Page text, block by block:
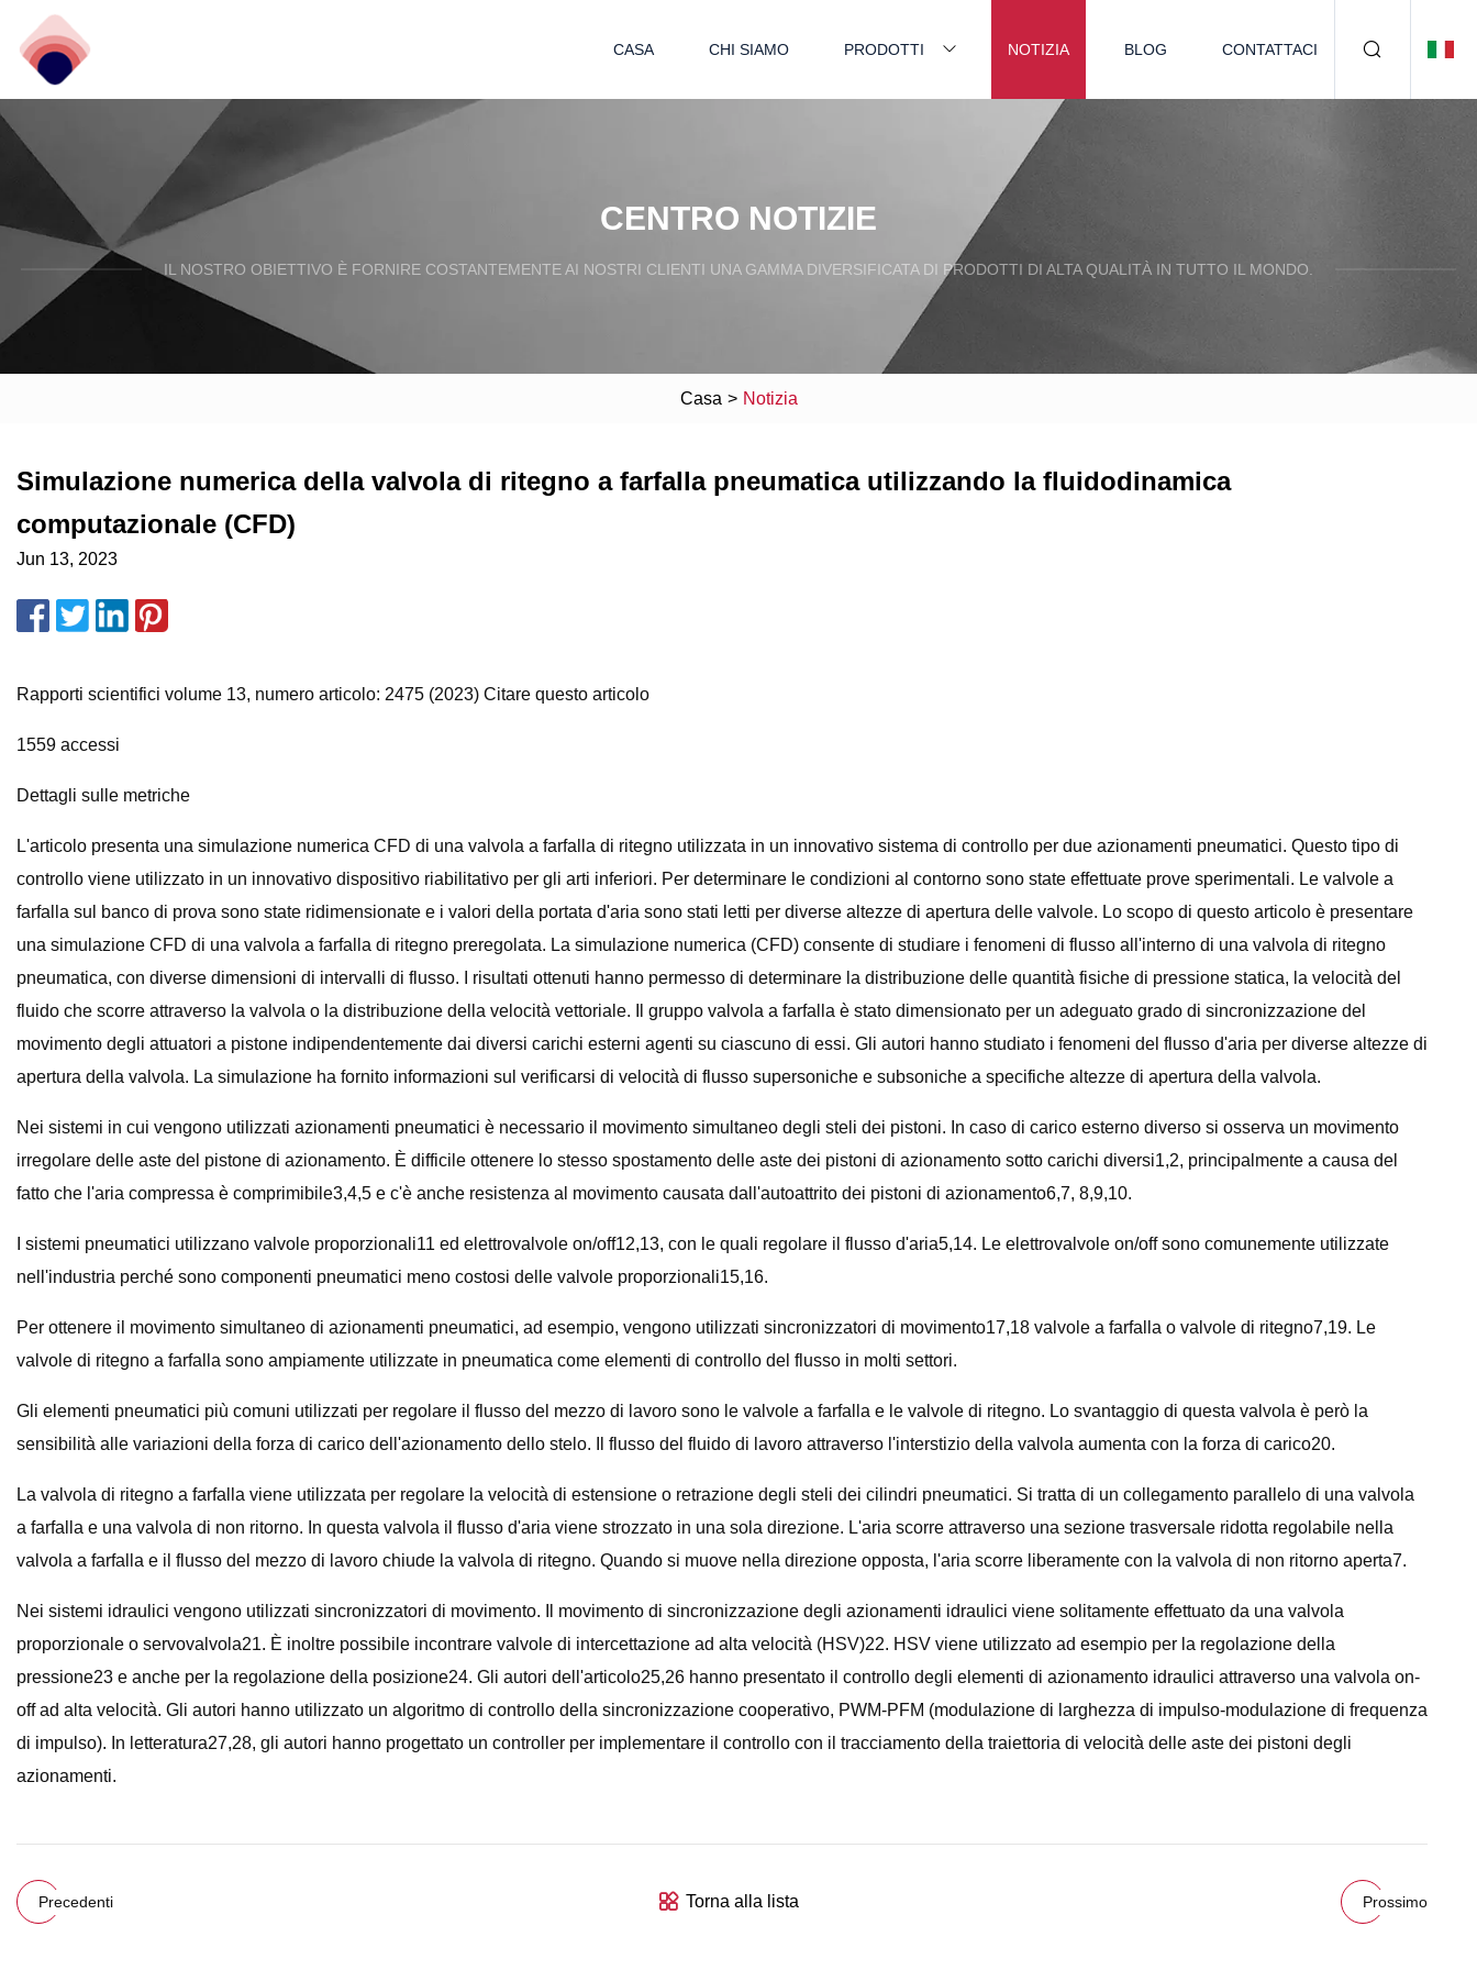
CASA CHI SIAMO PRODOTTI NOTIZIA BLOG CONTATTACI
CENTRO NOTIZIE
IL NOSTRO OBIETTIVO È FORNIRE COSTANTEMENTE AI NOSTRI CLIENTI UNA GAMMA DIVERSIFICATA DI PRODOTTI DI ALTA QUALITÀ IN TUTTO IL MONDO.
Casa > Notizia
Simulazione numerica della valvola di ritegno a farfalla pneumatica utilizzando la fluidodinamica
computazionale (CFD)
Jun 13, 2023
Rapporti scientifici volume 13, numero articolo: 2475 (2023) Citare questo articolo
1559 accessi
Dettagli sulle metriche
L'articolo presenta una simulazione numerica CFD di una valvola a farfalla di ritegno utilizzata in un innovativo sistema di controllo per due azionamenti pneumatici. Questo tipo di
controllo viene utilizzato in un innovativo dispositivo riabilitativo per gli arti inferiori. Per determinare le condizioni al contorno sono state effettuate prove sperimentali. Le valvole a
farfalla sul banco di prova sono state ridimensionate e i valori della portata d'aria sono stati letti per diverse altezze di apertura delle valvole. Lo scopo di questo articolo è presentare
una simulazione CFD di una valvola a farfalla di ritegno preregolata. La simulazione numerica (CFD) consente di studiare i fenomeni di flusso all'interno di una valvola di ritegno
pneumatica, con diverse dimensioni di intervalli di flusso. I risultati ottenuti hanno permesso di determinare la distribuzione delle quantità fisiche di pressione statica, la velocità del
fluido che scorre attraverso la valvola o la distribuzione della velocità vettoriale. Il gruppo valvola a farfalla è stato dimensionato per un adeguato grado di sincronizzazione del
movimento degli attuatori a pistone indipendentemente dai diversi carichi esterni agenti su ciascuno di essi. Gli autori hanno studiato i fenomeni del flusso d'aria per diverse altezze di
apertura della valvola. La simulazione ha fornito informazioni sul verificarsi di velocità di flusso supersoniche e subsoniche a specifiche altezze di apertura della valvola.
Nei sistemi in cui vengono utilizzati azionamenti pneumatici è necessario il movimento simultaneo degli steli dei pistoni. In caso di carico esterno diverso si osserva un movimento
irregolare delle aste del pistone di azionamento. È difficile ottenere lo stesso spostamento delle aste dei pistoni di azionamento sotto carichi diversi1,2, principalmente a causa del
fatto che l'aria compressa è comprimibile3,4,5 e c'è anche resistenza al movimento causata dall'autoattrito dei pistoni di azionamento6,7, 8,9,10.
I sistemi pneumatici utilizzano valvole proporzionali11 ed elettrovalvole on/off12,13, con le quali regolare il flusso d'aria5,14. Le elettrovalvole on/off sono comunemente utilizzate
nell'industria perché sono componenti pneumatici meno costosi delle valvole proporzionali15,16.
Per ottenere il movimento simultaneo di azionamenti pneumatici, ad esempio, vengono utilizzati sincronizzatori di movimento17,18 valvole a farfalla o valvole di ritegno7,19. Le
valvole di ritegno a farfalla sono ampiamente utilizzate in pneumatica come elementi di controllo del flusso in molti settori.
Gli elementi pneumatici più comuni utilizzati per regolare il flusso del mezzo di lavoro sono le valvole a farfalla e le valvole di ritegno. Lo svantaggio di questa valvola è però la
sensibilità alle variazioni della forza di carico dell'azionamento dello stelo. Il flusso del fluido di lavoro attraverso l'interstizio della valvola aumenta con la forza di carico20.
La valvola di ritegno a farfalla viene utilizzata per regolare la velocità di estensione o retrazione degli steli dei cilindri pneumatici. Si tratta di un collegamento parallelo di una valvola
a farfalla e una valvola di non ritorno. In questa valvola il flusso d'aria viene strozzato in una sola direzione. L'aria scorre attraverso una sezione trasversale ridotta regolabile nella
valvola a farfalla e il flusso del mezzo di lavoro chiude la valvola di ritegno. Quando si muove nella direzione opposta, l'aria scorre liberamente con la valvola di non ritorno aperta7.
Nei sistemi idraulici vengono utilizzati sincronizzatori di movimento. Il movimento di sincronizzazione degli azionamenti idraulici viene solitamente effettuato da una valvola
proporzionale o servovalvola21. È inoltre possibile incontrare valvole di intercettazione ad alta velocità (HSV)22. HSV viene utilizzato ad esempio per la regolazione della
pressione23 e anche per la regolazione della posizione24. Gli autori dell'articolo25,26 hanno presentato il controllo degli elementi di azionamento idraulici attraverso una valvola on-
off ad alta velocità. Gli autori hanno utilizzato un algoritmo di controllo della sincronizzazione cooperativo, PWM-PFM (modulazione di larghezza di impulso-modulazione di frequenza
di impulso). In letteratura27,28, gli autori hanno progettato un controller per implementare il controllo con il tracciamento della traiettoria di velocità delle aste dei pistoni degli
azionamenti.
Precedenti Torna alla lista Prossimo